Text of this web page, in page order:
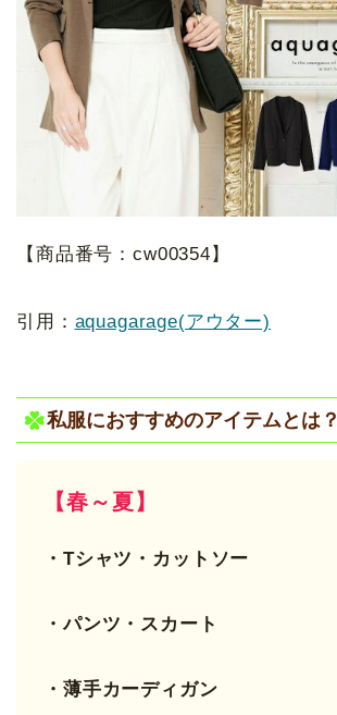
【商品番号：cw00354】
引用： aquagarage(アウター)
私服におすすめのアイテムとは？
【春～夏】
・Tシャツ・カットソー
・パンツ・スカート
・薄手カーディガン